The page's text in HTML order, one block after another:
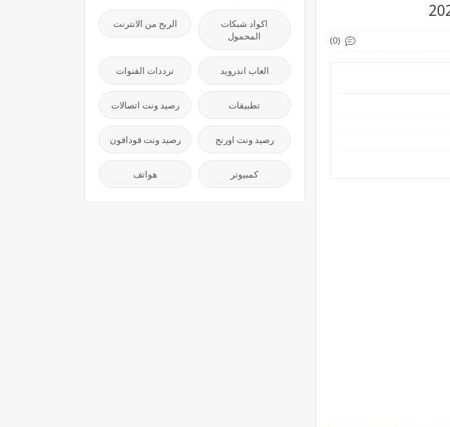
(0)
اكواد شبكات
المحمول
الربح من الانترنت
العاب اندرويد ترددات القنوات
تطبيقات رصيد ونت اتصالات
رصيد ونت اورنج رصيد ونت فودافون
كمبيوتر هواتف